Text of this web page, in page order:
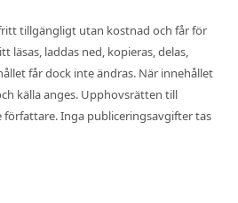
tillgängligt utan kostnad och får för
läsas, laddas ned, kopieras, delas,
får dock inte ändras. När innehållet
källa anges. Upphovsrätten till
Inga publiceringsavgifter tas